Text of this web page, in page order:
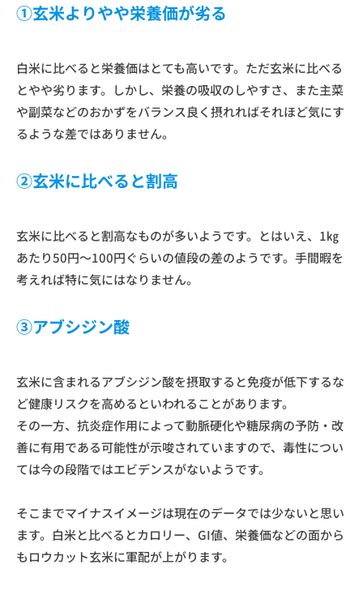
①玄米よりやや栄養価が劣る
白米に比べると栄養価はとても高いです。ただ玄米に比べる
とやや劣ります。しかし、栄養の吸収のしやすさ、また主菜
や副菜などのおかずをバランス良く摂れればそれほど気にす
るような差ではありません。
②玄米に比べると割高
玄米に比べると割高なものが多いようです。とはいえ、1㎏
あたり50円～100円ぐらいの値段の差のようです。手間暇を
考えれば特に気にはなりません。
③アブシジン酸
玄米に含まれるアブシジン酸を摂取すると免疫が低下するな
ど健康リスクを高めるといわれることがあります。
その一方、抗炎症作用によって動脈硬化や糖尿病の予防・改
善に有用である可能性が示唆されていますので、毒性につい
ては今の段階ではエビデンスがないようです。
そこまでマイナスイメージは現在のデータでは少ないと思い
ます。白米と比べるとカロリー、GI値、栄養価などの面から
もロウカット玄米に軍配が上がります。